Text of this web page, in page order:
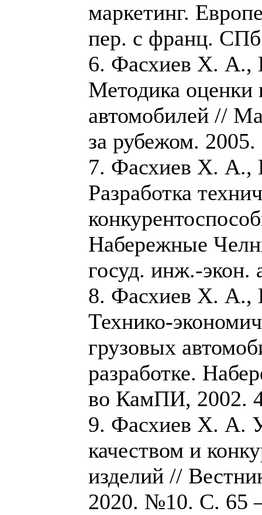
маркетинг.
пер. с франц.
6. Фасхиев Х. А.,
Методика оценки
автомобилей //
за рубежом.
7. Фасхиев Х.
Разработка
Набережные
госуд. инж.-экон.
8. Фасхиев Х.
Технико-
грузовых
разработке.
во КамПИ, 2002.
9. Фасхиев Х. А.
качеством и
изделий //
2020. №10. С. 65